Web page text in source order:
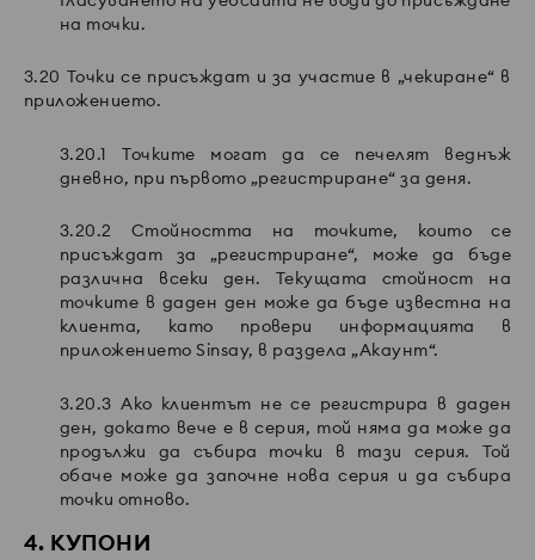
на точки.
3.20 Точки се присъждат и за участие в „чекиране“ в
приложението.
3.20.1 Точките могат да се печелят веднъж
дневно, при първото „регистриране“ за деня.
3.20.2 Стойността на точките, които се
присъждат за „регистриране“, може да бъде
различна всеки ден. Текущата стойност на
точките в даден ден може да бъде известна на
клиента, като провери информацията в
приложението Sinsay, в раздела „Акаунт“.
3.20.3 Ако клиентът не се регистрира в даден
ден, докато вече е в серия, той няма да може да
продължи да събира точки в тази серия. Той
обаче може да започне нова серия и да събира
точки отново.
4. КУПОНИ